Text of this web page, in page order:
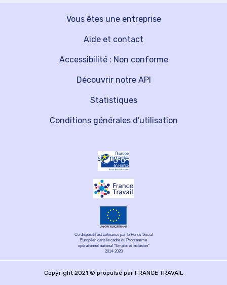
Vous êtes une entreprise
Découvrir notre API
Aide et contact
Statistiques
Accessibilité : Non conforme
Conditions générales d'utilisation
Ce dispositif est cofinancé par le Fonds Social
Européen dans le cadre du Programme
opérationnel national "Emploi et inclusion"
2014-2020
Copyright 2021 © propulsé par FRANCE TRAVAIL